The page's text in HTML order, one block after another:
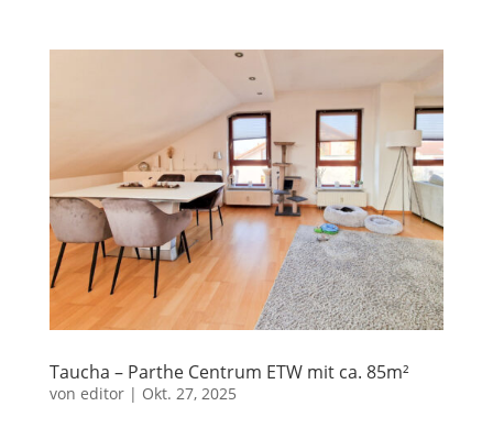
Taucha – Parthe Centrum ETW mit ca. 85m²
von editor| Okt. 27, 2025